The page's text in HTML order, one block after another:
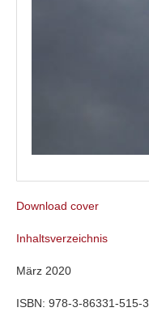
Download cover
Inhaltsverzeichnis
März 2020
ISBN: 978-3-86331-515-3